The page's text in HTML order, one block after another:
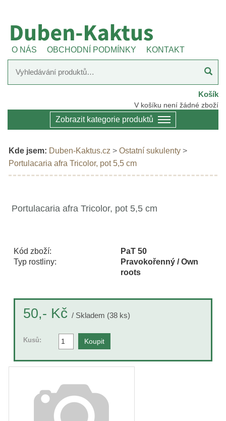
O NÁS OBCHODNÍ PODMÍNKY KONTAKT
Košík
V košíku není žádné zboží
Zobrazit kategorie produktů
Kde jsem: Duben-Kaktus.cz > Ostatní sukulenty >
Portulacaria afra Tricolor, pot 5,5 cm
Portulacaria afra Tricolor, pot 5,5 cm
Kód zboží:
PaT 50
Typ rostliny:
Pravokořenný / Own
roots
50,- Kč / Skladem (38 ks)
Kusů: